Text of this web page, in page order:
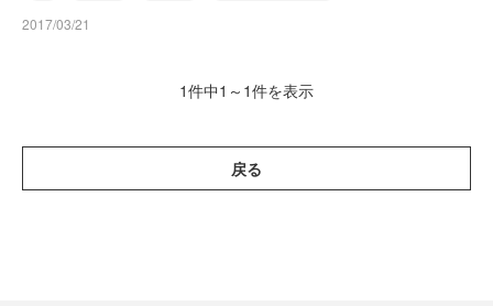
2017/03/21
1件中1～1件を表示
戻る